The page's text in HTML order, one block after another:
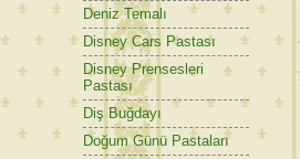
Deniz Temalı
Disney Cars Pastası
Disney Prensesleri
Pastası
Diş Buğdayı
Doğum Günü Pastaları